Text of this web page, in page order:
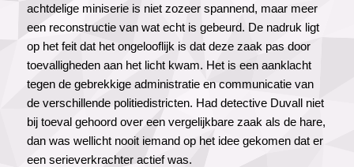
achtdelige miniserie is niet zozeer spannend, maar meer
een reconstructie van wat echt is gebeurd. De nadruk ligt
op het feit dat het ongelooflijk is dat deze zaak pas door
toevalligheden aan het licht kwam. Het is een aanklacht
tegen de gebrekkige administratie en communicatie van
de verschillende politiedistricten. Had detective Duvall niet
bij toeval gehoord over een vergelijkbare zaak als de hare,
dan was wellicht nooit iemand op het idee gekomen dat er
een serieverkrachter actief was.